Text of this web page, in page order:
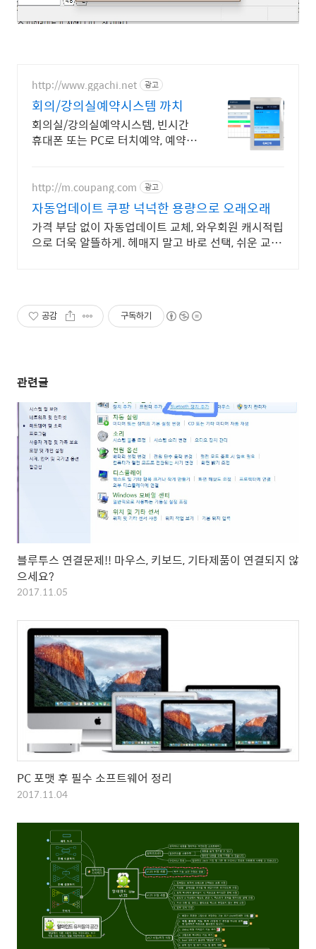
http://www.ggachi.net 광고
회의/강의실예약시스템 까치
회의실/강의실예약시스템, 빈시간
휴대폰 또는 PC로 터치예약, 예약내
http://m.coupang.com 광고
자동업데이트 쿠팡 넉넉한 용량으로 오래오래
가격 부담 없이 자동업데이트 교체, 와우회원 캐시적립
으로 더욱 알뜰하게. 헤매지 말고 바로 선택, 쉬운 교체
공감 구독하기
관련글
블루투스 연결문제!! 마우스, 키보드, 기타제품이 연결되지 않
으세요?
2017.11.05
PC 포맷 후 필수 소프트웨어 정리
2017.11.04